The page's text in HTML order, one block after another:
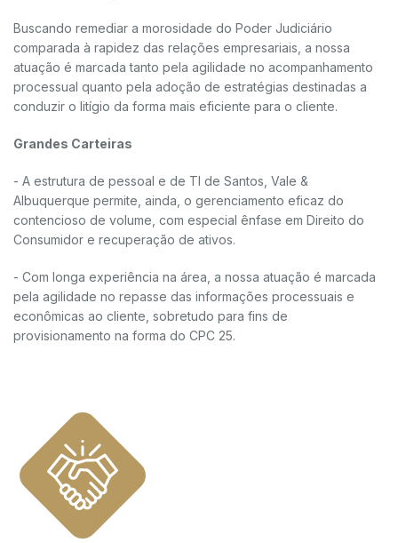
Buscando remediar a morosidade do Poder Judiciário
comparada à rapidez das relações empresariais, a nossa
atuação é marcada tanto pela agilidade no acompanhamento
processual quanto pela adoção de estratégias destinadas a
conduzir o litígio da forma mais eficiente para o cliente.
Grandes Carteiras
- A estrutura de pessoal e de TI de Santos, Vale &
Albuquerque permite, ainda, o gerenciamento eficaz do
contencioso de volume, com especial ênfase em Direito do
Consumidor e recuperação de ativos.
- Com longa experiência na área, a nossa atuação é marcada
pela agilidade no repasse das informações processuais e
econômicas ao cliente, sobretudo para fins de
provisionamento na forma do CPC 25.